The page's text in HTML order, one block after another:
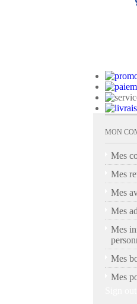
MON
Mes
Mes
Mes
Mes
Mes
Mes
Mes